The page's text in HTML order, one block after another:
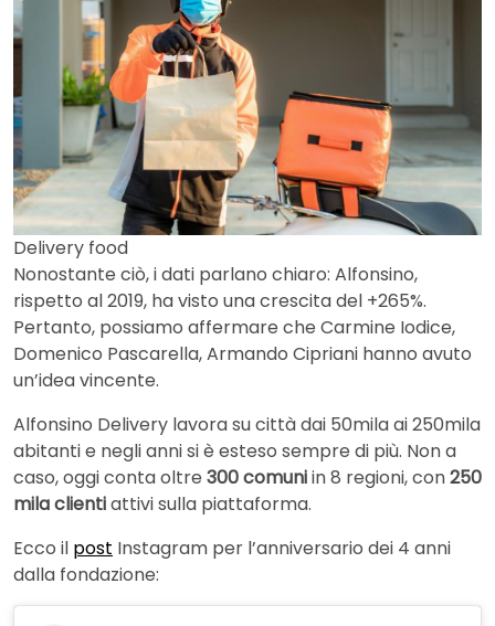
Delivery food
Nonostante ciò, i dati parlano chiaro: Alfonsino,
rispetto al 2019, ha visto una crescita del +265%.
Pertanto, possiamo affermare che Carmine Iodice,
Domenico Pascarella, Armando Cipriani hanno avuto
un’idea vincente.
Alfonsino Delivery lavora su città dai 50mila ai 250mila
abitanti e negli anni si è esteso sempre di più. Non a
caso, oggi conta oltre 300 comuniin 8 regioni, con250
mila clientiattivi sulla piattaforma.
Ecco il post Instagram per l’anniversario dei 4 anni
dalla fondazione: